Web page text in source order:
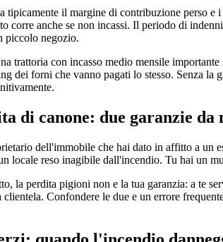
tipicamente il margine di contribuzione perso e
corre anche se non incassi. Il periodo di
piccolo negozio.
trattoria con incasso medio mensile
dei forni che vanno pagati lo stesso. Senza
di canone: due garanzie da
dell'immobile che hai dato in affitto a un
locale reso inagibile dall'incendio. Tu hai un
la perdita pigioni non e la tua garanzia: a te
Confondere le due e un errore